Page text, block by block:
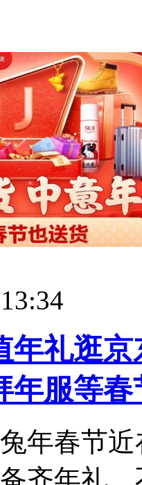
年礼逛
年服等春
年春节